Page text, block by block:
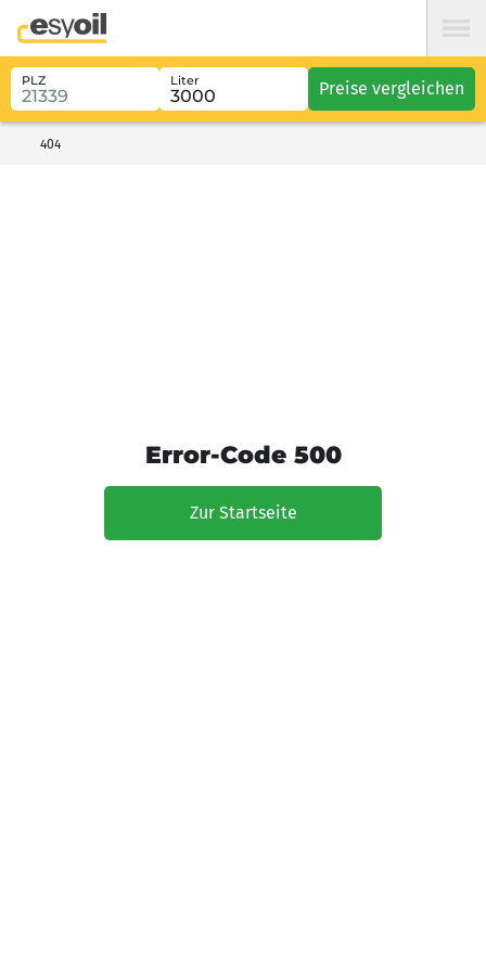
PLZ Liter Preise vergleichen
404
Error-Code 500
Zur Startseite